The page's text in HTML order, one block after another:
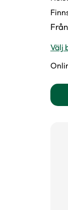
Från
Välj